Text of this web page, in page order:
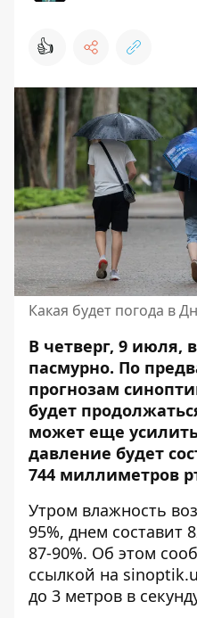
👍
Какая будет погода в
В четверг, 9 июля,
пасмурно. По
прогнозам
будет
может еще
давление будет
744 миллиметров
Утром влажность
95%, днем ​​составит
87-90%. Об этом
ссылкой на
до 3 метров в